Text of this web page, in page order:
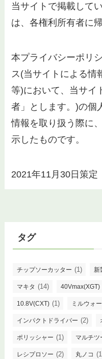
当サイトで掲載して
は、各権利所有者に
本プライバシーポリ
ス(当サイトによる情
等)において、当サイ
者」とします。)の個
情報を取り扱う際に
示したものです。
2021年11月30日策定
タグ
チップソーカッター (1) 新
マキタ (14) 40Vmax(XGT)
10.8V(CXT) (1) ミルウォ
インパクトドライバー (2)
ポリッシャー (1) マルチツ
レシプロソー (2) 丸ノコ